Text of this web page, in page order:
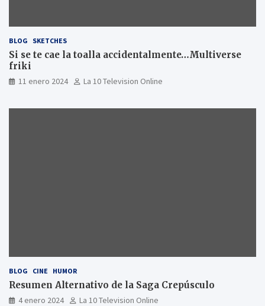
BLOG SKETCHES
Si se te cae la toalla accidentalmente…Multiverse
friki
11 enero 2024 La 10 Television Online
BLOG CINE HUMOR
Resumen Alternativo de la Saga Crepúsculo
4 enero 2024 La 10 Television Online